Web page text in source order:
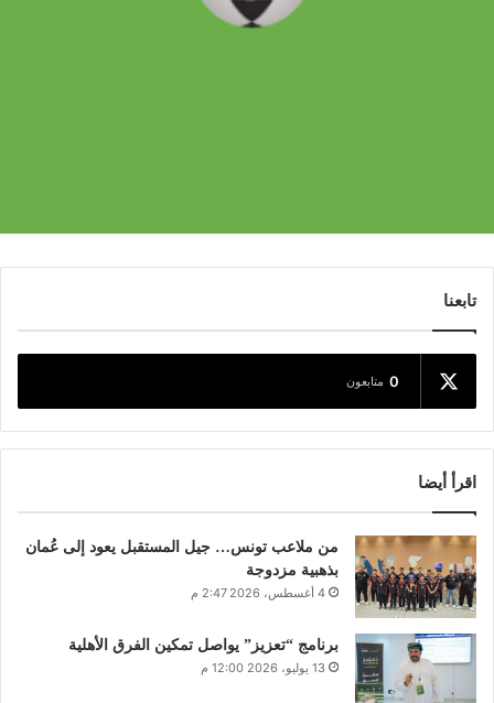
تابعنا
0 متابعون
اقرأ أيضا
من ملاعب تونس… جيل المستقبل يعود إلى عُمان
بذهبية مزدوجة
4 أغسطس، 2026 2:47 م
برنامج “تعزيز” يواصل تمكين الفرق الأهلية
13 يوليو، 2026 12:00 م